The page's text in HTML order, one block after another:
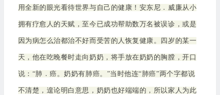
用全新的眼光看待世界与自己的健康！安东尼．威廉从小
拥有疗愈人的天赋，至今已成功帮助数万名被误诊，或是
因为病怎么治都治不好而受苦的人恢复健康。四岁的某一
天，他在吃晚餐时走向奶奶，将手放在奶奶的胸膛，开口
说：“肺．癌。奶奶有肺癌。”当时他连“肺癌”两个字都说
不清楚，遑论明白意思，奶奶也好端端的，所以家人为此